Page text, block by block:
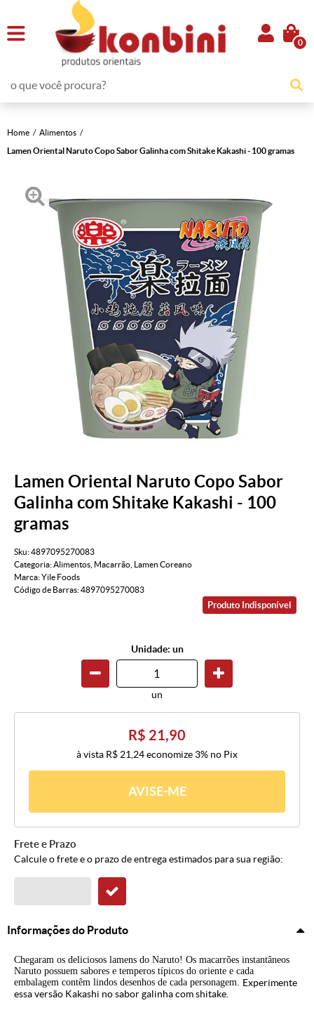
0
Home
Alimentos
Lamen Oriental Naruto Copo Sabor Galinha com Shitake Kakashi - 100 gramas
Lamen Oriental Naruto Copo Sabor
Galinha com Shitake Kakashi - 100
gramas
Sku:4897095270083
Categoria:Alimentos Macarrão
Lamen Coreano
Marca:Yile Foods
Código de Barras:4897095270083
Produto Indisponível
Unidade: un
un
R$ 21,90
à vista R$ 21,24economize 3% no Pix
AVISE-ME
Frete e Prazo
Calcule o frete e o prazo de entrega estimados para sua região:
Informações do Produto
Chegaram os deliciosos lamens do Naruto! Os macarrões instantâneos
Naruto possuem sabores e temperos típicos do oriente e cada
embalagem contêm lindos desenhos de cada personagem. Experimente
essa versão Kakashi no sabor galinha com shitake.